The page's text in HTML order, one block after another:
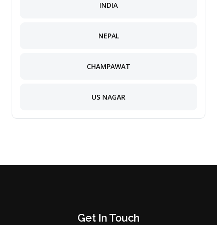
INDIA
NEPAL
CHAMPAWAT
US NAGAR
Get In Touch